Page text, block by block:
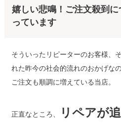
嬉しい悲鳴！ご注文殺到
っています
そういったリピーターのお客様、
れた昨今の社会的流れのおかげな
ご注文も順調に増えている当店。
正直なところ、
リペアが